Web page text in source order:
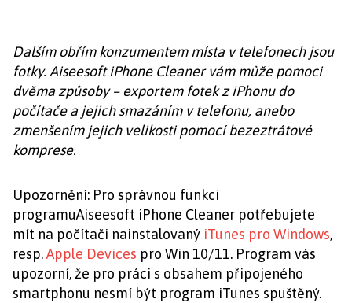
Dalším obřím konzumentem místa v telefonech jsou
fotky. Aiseesoft iPhone Cleaner vám může pomoci
dvěma způsoby – exportem fotek z iPhonu do
počítače a jejich smazáním v telefonu, anebo
zmenšením jejich velikosti pomocí bezeztrátové
komprese.
Upozornění: Pro správnou funkci
programuAiseesoft iPhone Cleaner potřebujete
mít na počítači nainstalovaný iTunes pro Windows,
resp.Apple Devices pro Win 10/11. Program vás
upozorní, že pro práci s obsahem připojeného
smartphonu nesmí být program iTunes spuštěný.